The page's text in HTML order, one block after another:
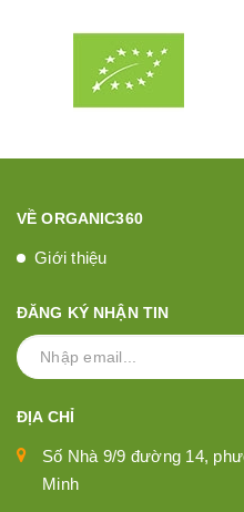
VỀ ORGANIC360
Giới thiệu
ĐĂNG KÝ NHẬN TIN
ĐỊA CHỈ
Số Nhà 9/9 đường 14,
Minh